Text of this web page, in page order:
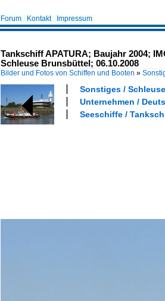
Forum Kontakt Impressum
Tankschiff APATURA; Baujahr 2004;
Schleuse Brunsbüttel; 06.10.2008
Bilder und Fotos von Schiffen und Booten »
Sonstiges /
Unternehmen /
Seeschiffe /